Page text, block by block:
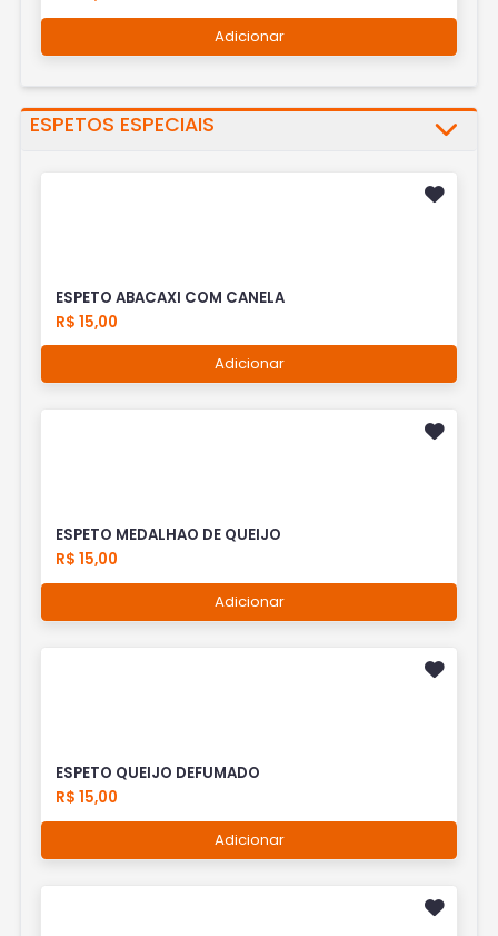
Adicionar
ESPETOS ESPECIAIS
ESPETO ABACAXI COM CANELA
R$ 15,00
Adicionar
ESPETO MEDALHAO DE QUEIJO
R$ 15,00
Adicionar
ESPETO QUEIJO DEFUMADO
R$ 15,00
Adicionar